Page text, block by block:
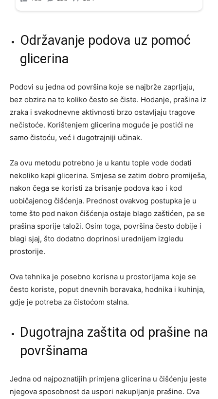
Održavanje podova uz pomoć
glicerina
Podovi su jedna od površina koje se najbrže zaprljaju,
bez obzira na to koliko često se čiste. Hodanje, prašina iz
zraka i svakodnevne aktivnosti brzo ostavljaju tragove
nečistoće. Korištenjem glicerina moguće je postići ne
samo čistoću, već i dugotrajniji učinak.
Za ovu metodu potrebno je u kantu tople vode dodati
nekoliko kapi glicerina. Smjesa se zatim dobro promiješa,
nakon čega se koristi za brisanje podova kao i kod
uobičajenog čišćenja. Prednost ovakvog postupka je u
tome što pod nakon čišćenja ostaje blago zaštićen, pa se
prašina sporije taloži. Osim toga, površina često dobije i
blagi sjaj, što dodatno doprinosi urednijem izgledu
prostorije.
Ova tehnika je posebno korisna u prostorijama koje se
često koriste, poput dnevnih boravaka, hodnika i kuhinja,
gdje je potreba za čistoćom stalna.
Dugotrajna zaštita od prašine na
površinama
Jedna od najpoznatijih primjena glicerina u čišćenju jeste
njegova sposobnost da uspori nakupljanje prašine. Ova